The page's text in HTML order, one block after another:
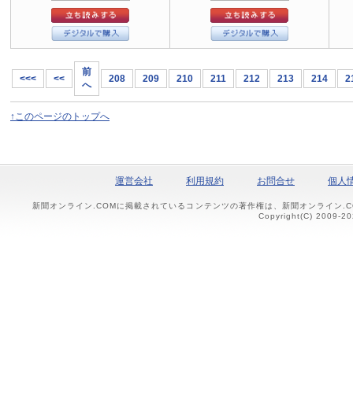
<<< <<
前
へ
208 209 210 211 212 213 214
↑このページのトップへ
運営会社 利用規約 お問合せ 個人
新聞オンライン.COMに掲載されているコンテンツの著作権は、新聞オンライン
Copyright(C) 2009-